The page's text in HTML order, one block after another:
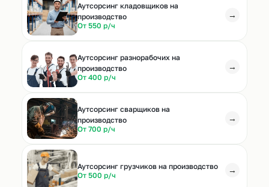
Аутсорсинг кладовщиков на
производство
От 550 р/ч
→
Аутсорсинг разнорабочих на
производство
От 400 р/ч
→
Аутсорсинг сварщиков на
производство
От 700 р/ч
→
Аутсорсинг грузчиков на производство
От 500 р/ч
→